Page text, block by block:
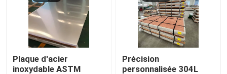
Rod rond en aluminium
tube rond en aluminium
bobine de papier d'aluminium
Plaque d'acier
inoxydable ASTM
Précision
personnalisée 304L